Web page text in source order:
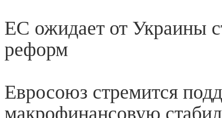
ЕС ожидает от Украины
реформ
Евросоюз стремится
макрофинансовую